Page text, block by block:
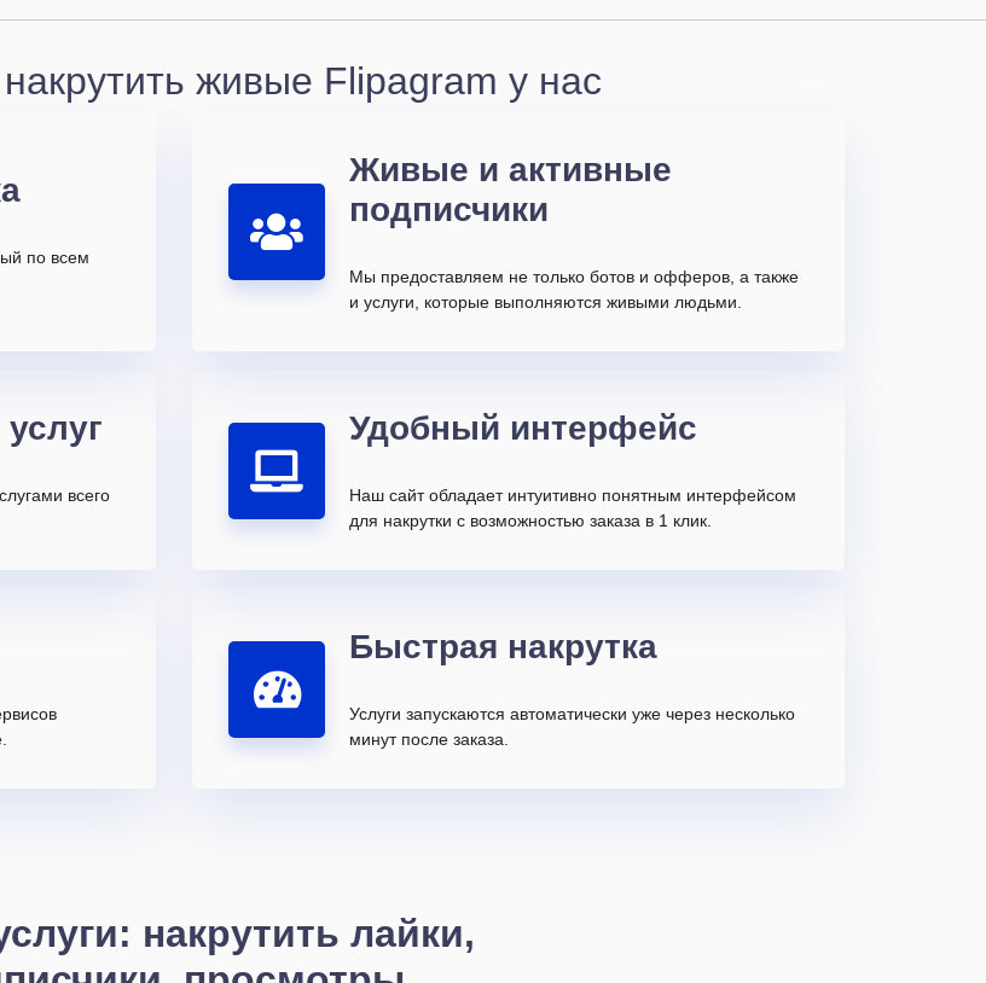
живые Flipagram у нас
по всем
Живые и активные
подписчики
Мы предоставляем не только ботов и офферов, а также
и услуги, которые выполняются живыми людьми.
всего
Удобный интерфейс
Наш сайт обладает интуитивно понятным интерфейсом
для накрутки с возможностью заказа в 1 клик.
Быстрая накрутка
Услуги запускаются автоматически уже через несколько
минут после заказа.
накрутить лайки,